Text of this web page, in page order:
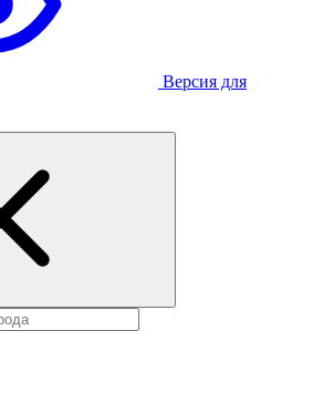
Версия для